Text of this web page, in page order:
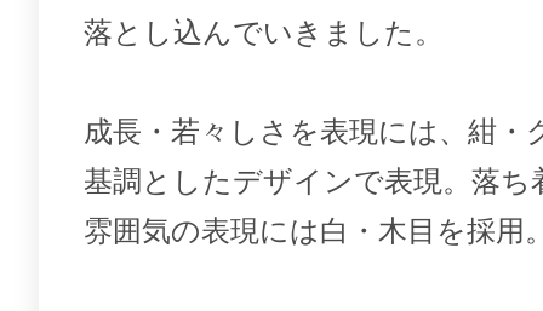
落とし込んでいきました。
成長・若々しさを表現には、紺・
基調としたデザインで表現。落ち
雰囲気の表現には白・木目を採用